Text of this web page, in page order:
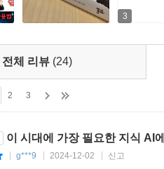
3
전체 리뷰 (24)
2 3
이 시대에 가장 필요한 지식 AI
g***9 2024-12-02 신고